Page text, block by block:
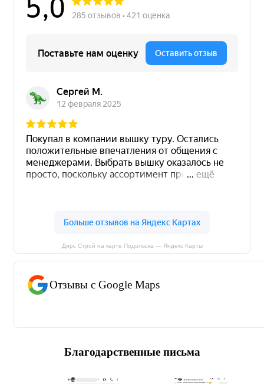
Дирс Строй на карте Подольска — Яндекс Карты
Отзывы с Google Maps
Благодарственные письма